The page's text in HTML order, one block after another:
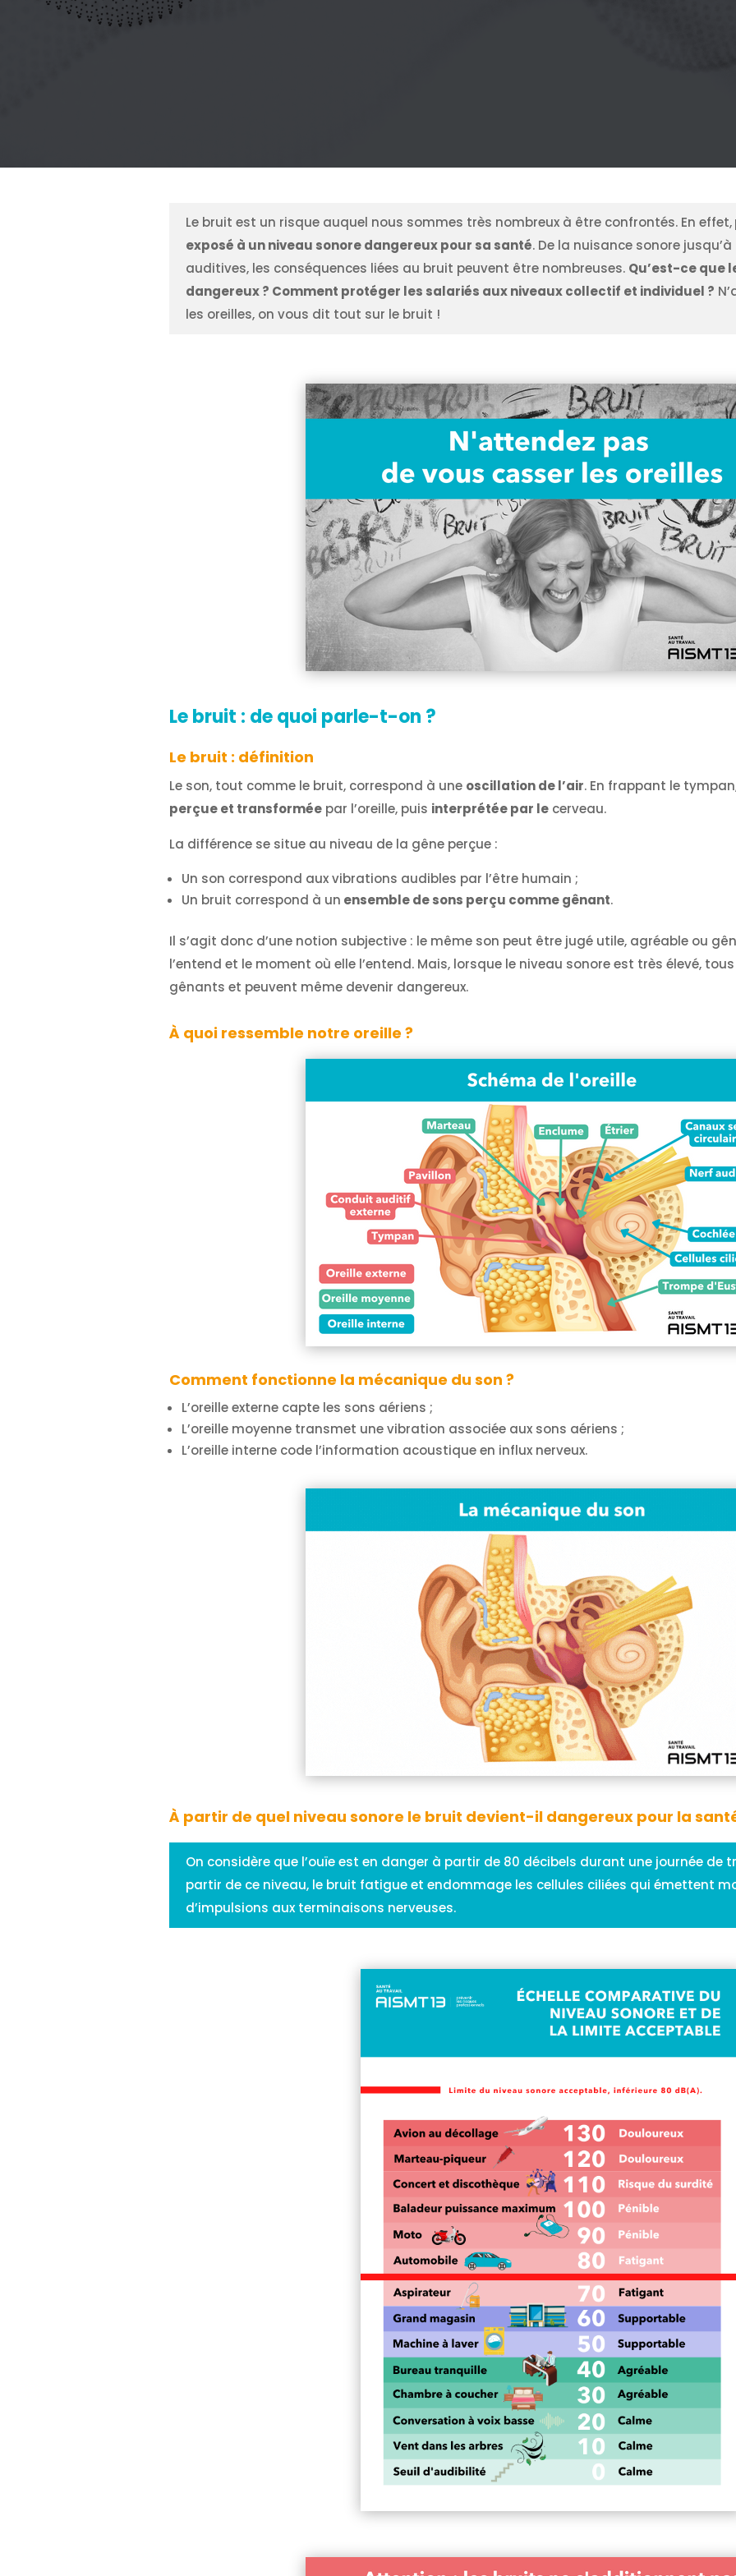
Le bruit est un risque auquel nous sommes très nombreux à être confrontés. En effet,
exposé à un niveau sonore dangereux pour sa santé. De la nuisance sonore
auditives, les conséquences liées au bruit peuvent être nombreuses. Qu’est-ce que
dangereux ? Comment protéger les salariés aux niveaux collectif et individuel ?
les oreilles, on vous dit tout sur le bruit !
Le bruit : de quoi parle-t-on ?
Le bruit : définition
Le son, tout comme le bruit, correspond à une oscillation de l’air. En frappant le
perçue et transforméepar l’oreille, puis interprétée par lecerveau.
La différence se situe au niveau de la gêne perçue :
Un son correspond aux vibrations audibles par l’être humain ;
Un bruit correspond à un ensemble de sons perçu comme gênant.
Il s’agit donc d’une notion subjective : le même son peut être jugé utile, agréable ou
l’entend et le moment où elle l’entend. Mais, lorsque le niveau sonore est très élevé,
gênants et peuvent même devenir dangereux.
À quoi ressemble notre oreille ?
Comment fonctionne la mécanique du son ?
L’oreille externe capte les sons aériens ;
L’oreille moyenne transmet une vibration associée aux sons aériens ;
L’oreille interne code l’information acoustique en influx nerveux.
À partir de quel niveau sonore le bruit devient-il dangereux pour la
On considère que l’ouïe est en danger à partir de 80 décibels durant une journée de
partir de ce niveau, le bruit fatigue et endommage les cellules ciliées qui émettent
d’impulsions aux terminaisons nerveuses.